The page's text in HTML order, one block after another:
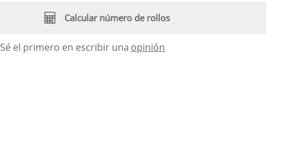
Calcular número de rollos
Sé el primero en escribir una opinión